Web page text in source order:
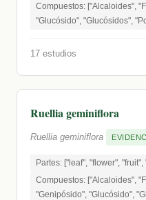
Compuestos: ["Alcaloides",
"Glucósido", "Glucósidos",
17 estudios
Ruellia geminiflora
Ruellia geminiflora
Partes: ["leaf", "flower", "fruit",
Compuestos: ["Alcaloides",
"Genipósido", "Glucósido",